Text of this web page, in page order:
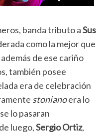
banda tributo aSus
como la mejor que
de ese cariño
también posee
era de celebración
stonianoera lo
lo pasaran
luego,Sergio Ortiz,